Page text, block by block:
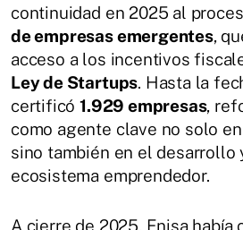
continuidad en 2025 al
de empresas emergentes,
acceso a los incentivos
Ley de Startups. Hasta la
certificó1.929 empresas,
como agente clave no solo
sino también en el desarrollo
ecosistema emprendedor.
A cierre de 2025, Enisa había